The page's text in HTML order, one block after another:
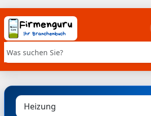
Stichwortsuche